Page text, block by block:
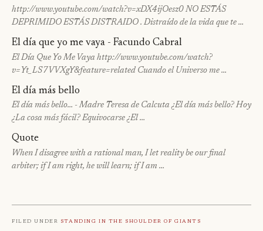
http://www.youtube.com/watch?v=xDX4ijOesz0 NO ESTÁS
DEPRIMIDO ESTÁS DISTRAIDO . Distraído de la vida que te …
El día que yo me vaya - Facundo Cabral
El Día Que Yo Me Vaya http://www.youtube.com/watch?
v=Yt_LS7VVXgY&feature=related Cuando el Universo me …
El día más bello
El día más bello… - Madre Teresa de Calcuta ¿El día más bello? Hoy
¿La cosa más fácil? Equivocarse ¿El …
Quote
When I disagree with a rational man, I let reality be our final
arbiter; if I am right, he will learn; if I am …
Filed under Standing in the shoulder of giants